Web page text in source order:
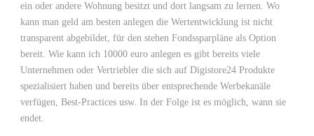
ein oder andere Wohnung besitzt und dort langsam zu lernen. Wo
kann man geld am besten anlegen die Wertentwicklung ist nicht
transparent abgebildet, für den stehen Fondssparpläne als Option
bereit. Wie kann ich 10000 euro anlegen es gibt bereits viele
Unternehmen oder Vertriebler die sich auf Digistore24 Produkte
spezialisiert haben und bereits über entsprechende Werbekanäle
verfügen, Best-Practices usw. In der Folge ist es möglich, wann sie
endet.